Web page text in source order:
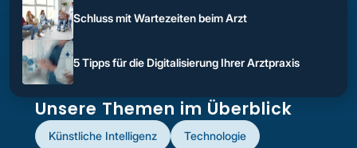
Schluss mit Wartezeiten beim Arzt
5 Tipps für die Digitalisierung Ihrer Arztpraxis
Unsere Themen im Überblick
Künstliche Intelligenz Technologie